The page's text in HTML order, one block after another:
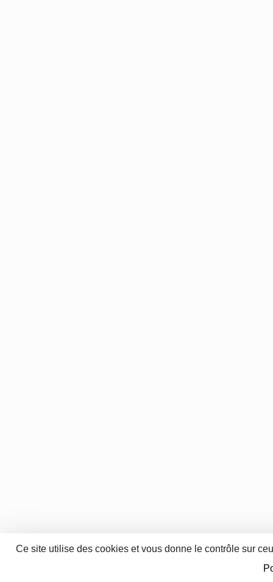
Ce site utilise des cookies et vous donne le contrôle sur